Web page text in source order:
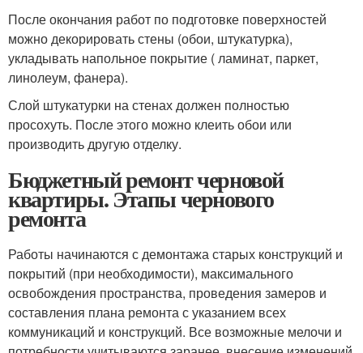
После окончания работ по подготовке поверхностей
можно декорировать стены (обои, штукатурка),
укладывать напольное покрытие ( ламинат, паркет,
линолеум, фанера).
Слой штукатурки на стенах должен полностью
просохуть. После этого можно клеить обои или
производить другую отделку.
Бюджетный ремонт черновой
квартиры. Этапы чернового
ремонта
Работы начинаются с демонтажа старых конструкций и
покрытий (при необходимости), максимального
освобождения пространства, проведения замеров и
составления плана ремонта с указанием всех
коммуникаций и конструкций. Все возможные мелочи и